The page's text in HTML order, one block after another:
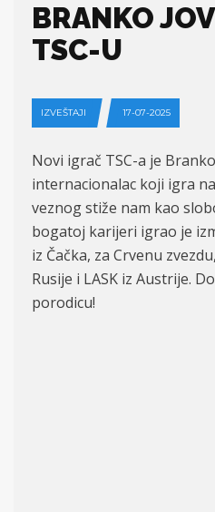
BRANKO
TSC-U
IZVEŠTAJI 17-07-2025
Novi igrač TSC-a je
internacionalac koji igra
veznog stiže nam kao
bogatoj karijeri igrao je
iz Čačka, za Crvenu
Rusije i LASK iz Austrije.
porodicu!